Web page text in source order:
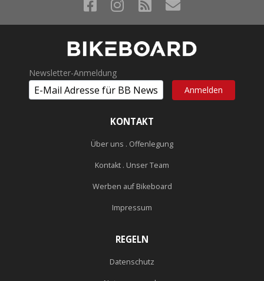
Newsletter-Anmeldung
KONTAKT
Über uns . Offenlegung
Kontakt . Unser Team
Werben auf Bikeboard
Impressum
REGELN
Datenschutz